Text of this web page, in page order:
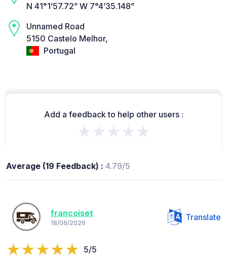
N 41°1’57.72” W 7°4’35.148”
Unnamed Road
5150 Castelo Melhor,
Portugal
Add a feedback to help other users :
★★★★★
Average (19 Feedback) : 4.79/5
francoiset
18/06/2026
Translate
5/5